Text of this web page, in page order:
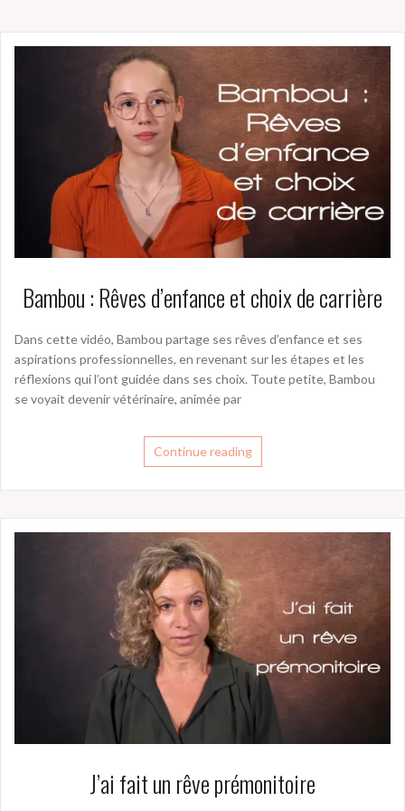
Bambou : Rêves d’enfance et choix de carrière
Dans cette vidéo, Bambou partage ses rêves d’enfance et ses
aspirations professionnelles, en revenant sur les étapes et les
réflexions qui l’ont guidée dans ses choix. Toute petite, Bambou
se voyait devenir vétérinaire, animée par
Continue reading
J’ai fait un rêve prémonitoire